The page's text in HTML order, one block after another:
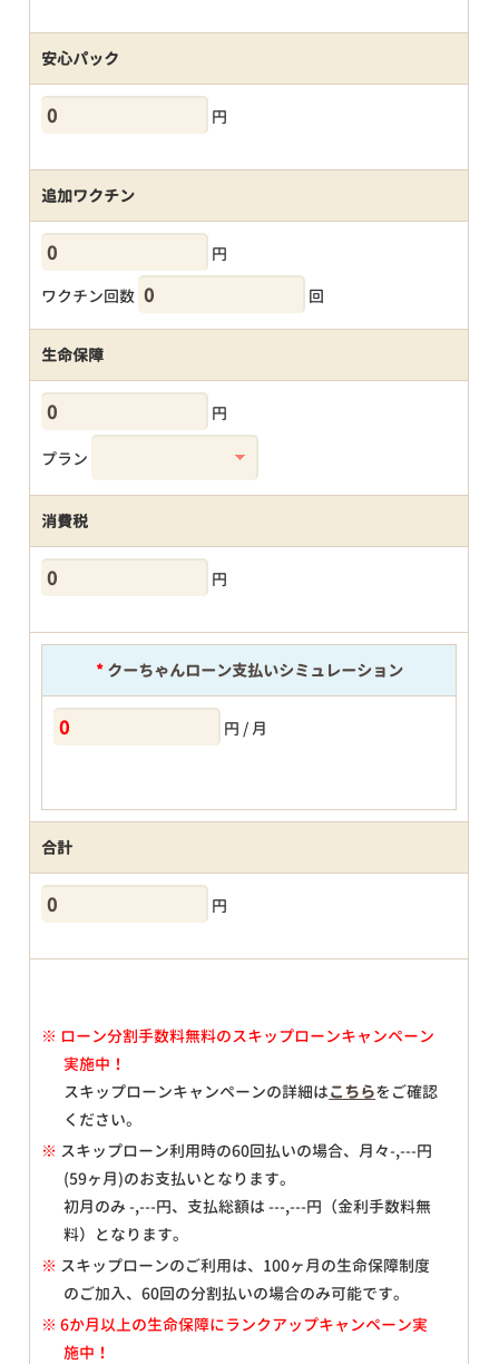
安心パック
円
追加ワクチン
円
ワクチン回数
回
生命保障
円
プラン
消費税
円
*クーちゃんローン支払いシミュレーション
円 / 月
合計
円
※ ローン分割手数料無料のスキップローンキャンペーン
実施中！
スキップローンキャンペーンの詳細はこちらをご確認
ください。
※ スキップローン利用時の60回払いの場合、月々-,---円
(59ヶ月)のお支払いとなります。
初月のみ-,---円、支払総額は---,---円（金利手数料無
料）となります。
※ スキップローンのご利用は、100ヶ月の生命保障制度
のご加入、60回の分割払いの場合のみ可能です。
※ 6か月以上の生命保障にランクアップキャンペーン実
施中！